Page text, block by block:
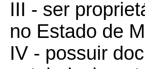
III - ser
no Estado de
IV - possuir